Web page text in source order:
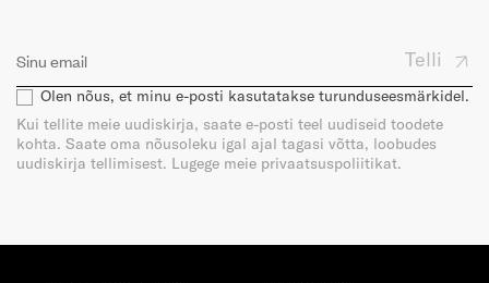
Telli
Olen nõus, et minu e-posti kasutatakse turunduseesmärkidel.
Kui tellite meie uudiskirja, saate e-posti teel uudiseid toodete
kohta. Saate oma nõusoleku igal ajal tagasi võtta, loobudes
uudiskirja tellimisest. Lugege meie privaatsuspoliitikat.